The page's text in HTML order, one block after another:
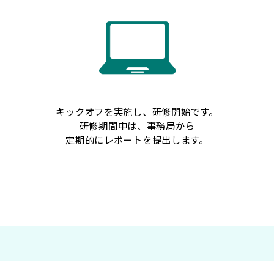
キックオフを実施し、研修開始です。
研修期間中は、事務局から
定期的にレポートを提出します。